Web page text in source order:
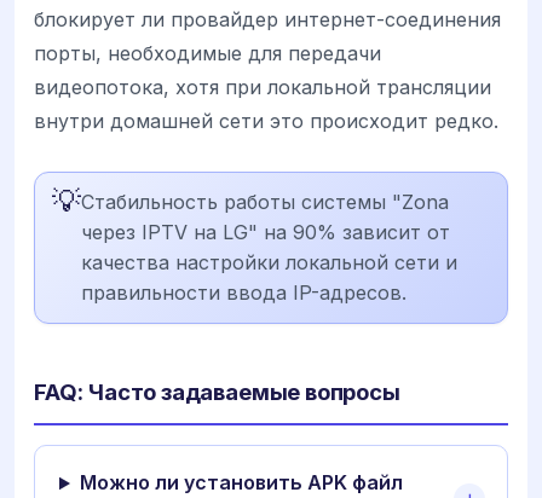
блокирует ли провайдер интернет-соединения
порты, необходимые для передачи
видеопотока, хотя при локальной трансляции
внутри домашней сети это происходит редко.
💡Стабильность работы системы "Zona
через IPTV на LG" на 90% зависит от
качества настройки локальной сети и
правильности ввода IP-адресов.
FAQ: Часто задаваемые вопросы
Можно ли установить APK файл